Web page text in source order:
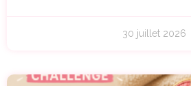
30 juillet 2026